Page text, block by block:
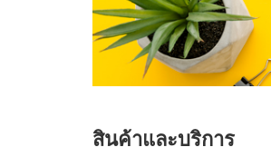
สินค้าและบริการ